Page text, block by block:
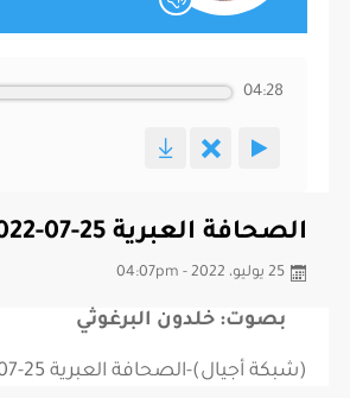
04:28
الصحافة العبرية 25-07-2022
25 يوليو، 2022 - 04:07pm
بصوت: خلدون البرغوثي
(شبكة أجيال)-الصحافة العبرية 25-07-2022